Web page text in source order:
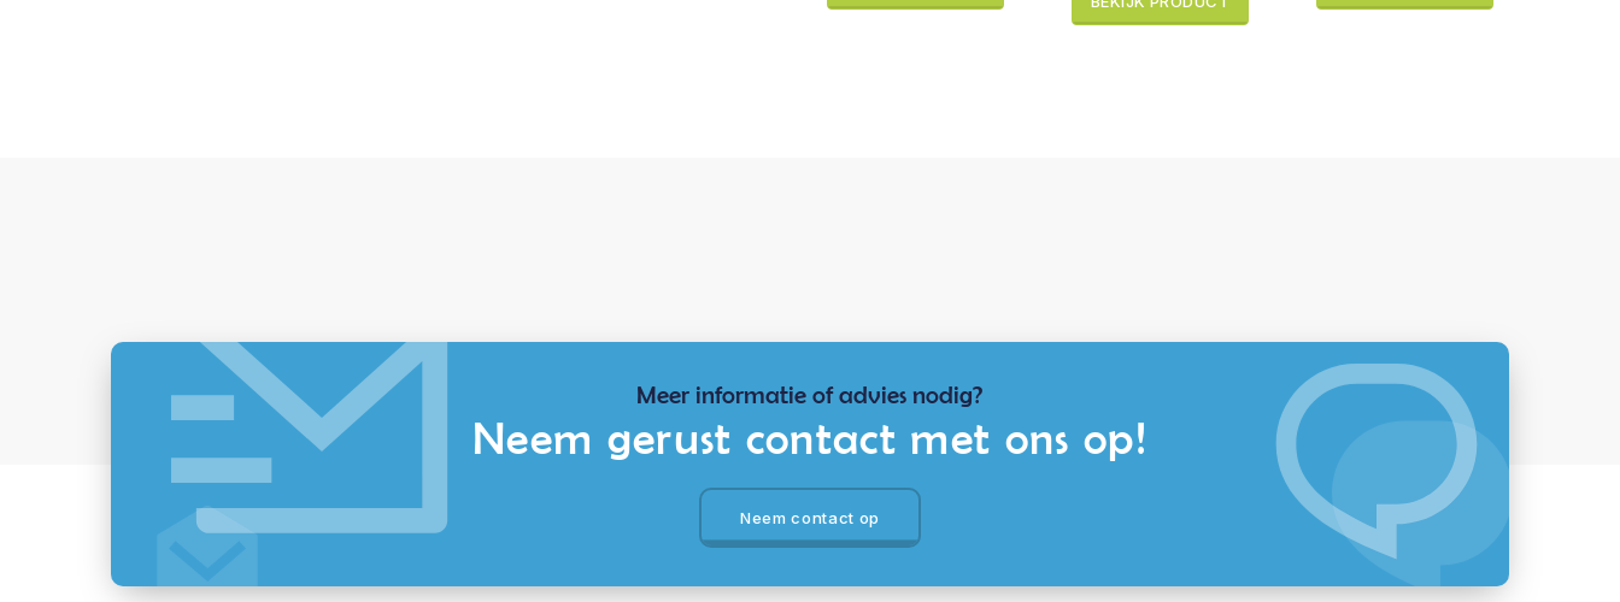
Meer informatie of advies nodig?
Neem gerust contact met ons op!
Neem contact op